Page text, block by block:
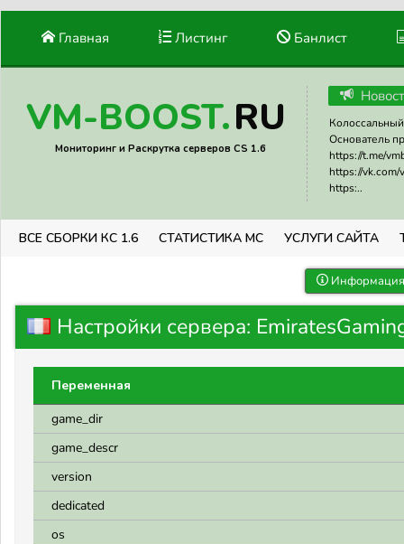
Главная Листинг Банлист
VM-BOOST.RU
Мониторинг и Раскрутка серверов CS 1.6
Основатель
https://t.me/
https://vk.com/
https:..
ВСЕ СБОРКИ КС 1.6 СТАТИСТИКА МС УСЛУГИ САЙТА
Настройки сервера:
Переменная
game_dir
game_descr
version
dedicated
os